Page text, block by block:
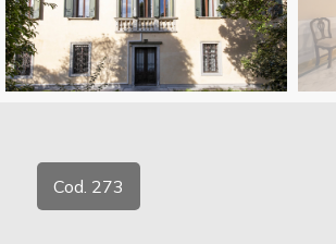
Vedi più foto
Cod. 273
Commerciali
Terreni